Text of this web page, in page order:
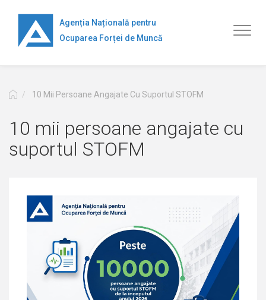
conţinutul
principal
Agenția Națională pentru
Ocuparea Forței de Muncă
10 Mii Persoane Angajate Cu Suportul STOFM
10 mii persoane angajate cu
suportul STOFM